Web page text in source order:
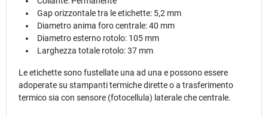
Gap orizzontale tra le etichette: 5,2 mm
Diametro anima foro centrale: 40 mm
Diametro esterno rotolo: 105 mm
Larghezza totale rotolo: 37 mm
Le etichette sono fustellate una ad una e possono essere
adoperate su stampanti termiche dirette o a trasferimento
termico sia con sensore (fotocellula) laterale che centrale.